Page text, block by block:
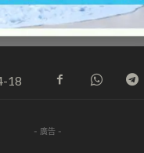
18
- 廣告 -